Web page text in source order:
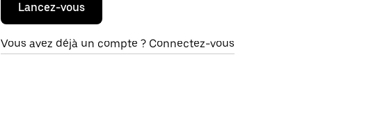
Lancez-vous
Vous avez déjà un compte ? Connectez-vous